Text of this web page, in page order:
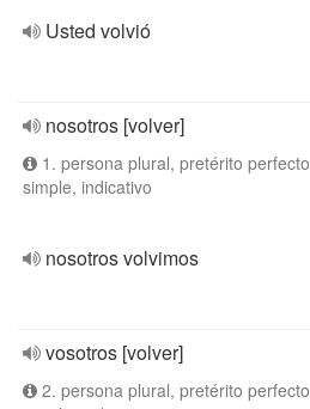
Usted volvió
nosotros [volver]
1. persona plural, pretérito perfecto
simple, indicativo
nosotros volvimos
vosotros [volver]
2. persona plural, pretérito perfecto